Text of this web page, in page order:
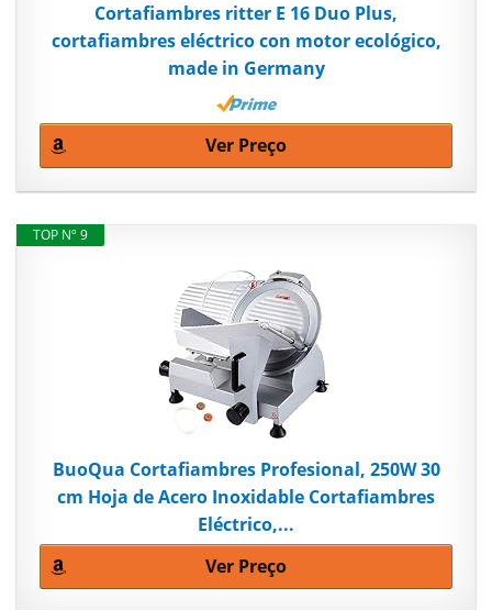
Cortafiambres ritter E 16 Duo Plus,
cortafiambres eléctrico con motor ecológico,
made in Germany
Ver Preço
TOP Nº 9
BuoQua Cortafiambres Profesional, 250W 30
cm Hoja de Acero Inoxidable Cortafiambres
Eléctrico,...
Ver Preço